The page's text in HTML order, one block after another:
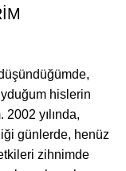
hislerin
yılında,
günlerde, henüz
zihnimde